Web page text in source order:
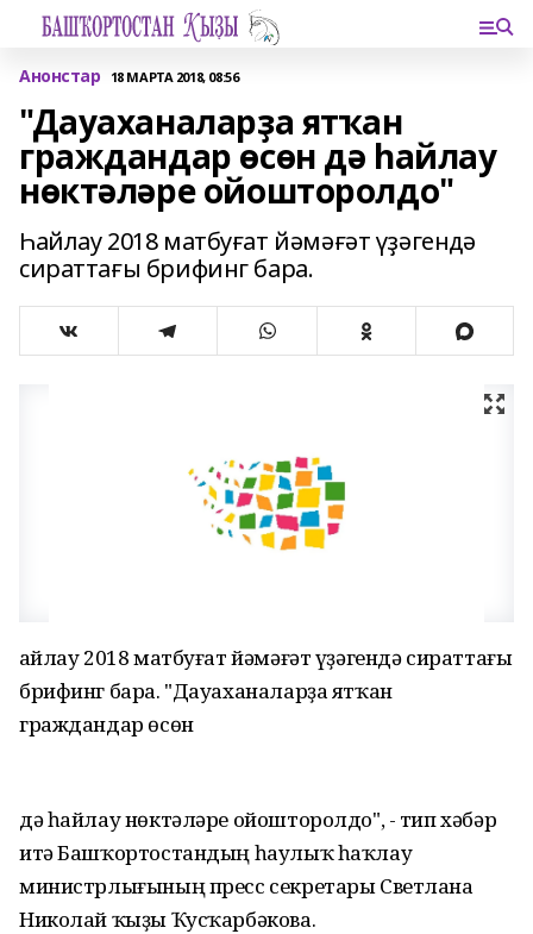
Анонстар 18 МАРТА 2018, 08:56
"Дауаханаларҙа ятҡан
граждандар өсөн дә һайлау
нөктәләре ойошторолдо"
Һайлау 2018 матбуғат йәмәғәт үҙәгендә
сираттағы брифинг бара.
Һайлау 2018 матбуғат йәмәғәт үҙәгендә сираттағы
брифинг бара. "Дауаханаларҙа ятҡан
граждандар өсөн
дә һайлау нөктәләре ойошторолдо", - тип хәбәр
итә Башҡортостандың һаулыҡ һаҡлау
министрлығының пресс секретары Светлана
Николай ҡыҙы Ҡусҡарбәкова.